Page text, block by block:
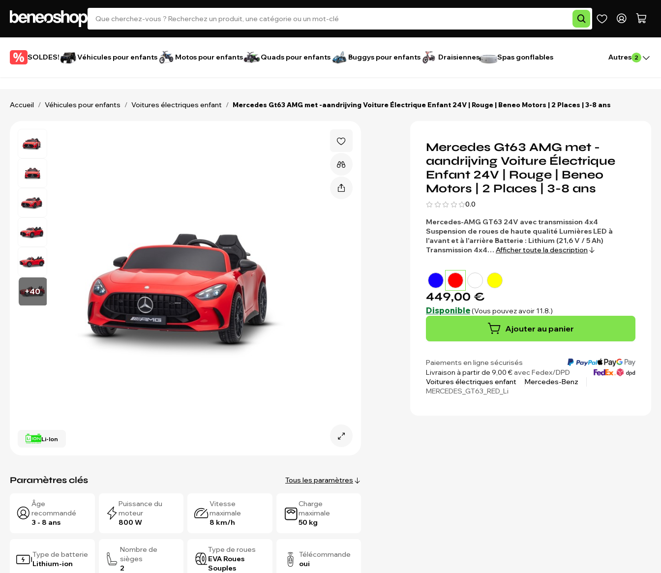
SOLDES! Véhicules pour enfants Motos pour enfants Quads pour enfants Buggys pour enfants Draisiennes Spas gonflables Autres 2
Accueil / Véhicules pour enfants / Voitures électriques enfant / Mercedes Gt63 AMG met -aandrijving Voiture Électrique Enfant 24V | Rouge | Beneo Motors | 2 Places | 3-8 ans
Li-Ion
+40
Paramètres clés Tous les paramètres
Âge
recommandé
3 - 8 ans
Puissance du
moteur
800 W
Vitesse
maximale
8 km/h
Charge
maximale
50 kg
Type de batterie
Lithium-ion
Nombre de
sièges
2
Type de roues
EVA Roues
Souples
Télécommande
oui
Mercedes Gt63 AMG met -
aandrijving Voiture Électrique
Enfant 24V | Rouge | Beneo
Motors | 2 Places | 3-8 ans
0.0
Mercedes-AMG GT63 24V avec transmission 4x4
Suspension de roues de haute qualité Lumières LED à
l'avant et à l'arrière Batterie : Lithium (21,6 V / 5 Ah)
Transmission 4x4… Afficher toute la description
449,00 €
Disponible(Vous pouvez avoir 11.8.)
Ajouter au panier
Paiements en ligne sécurisés
Livraison à partir de 9,00 €avec Fedex/DPD
Voitures électriques enfant
Mercedes-Benz
MERCEDES_GT63_RED_Li